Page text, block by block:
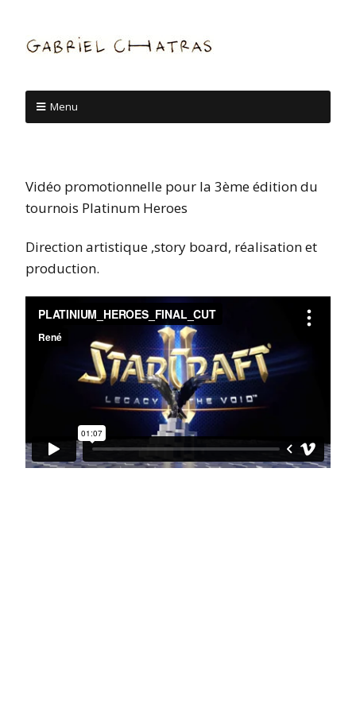
Menu
Vidéo promotionnelle pour la 3ème édition du
tournois Platinum Heroes
Direction artistique ,story board, réalisation et
production.